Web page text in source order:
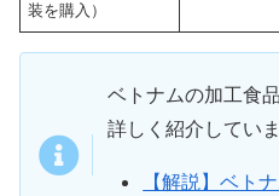
装を購入）
ベトナムの加工食
詳しく紹介していま
【解説】ベト